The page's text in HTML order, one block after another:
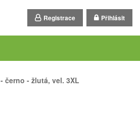
Registrace Přihlásit
černo - žlutá, vel. 3XL